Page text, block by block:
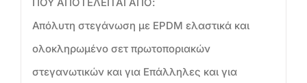
Απόλυτη στεγάνωση με EPDM ελαστικά και
ολοκληρωμένο σετ πρωτοποριακών
στεγανωτικών και για Επάλληλες και για